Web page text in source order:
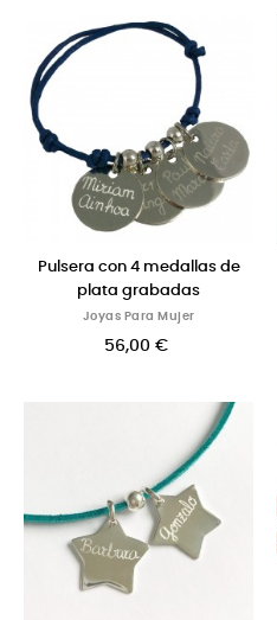
Pulsera con 4 medallas de
plata grabadas
Joyas Para Mujer
56,00 €